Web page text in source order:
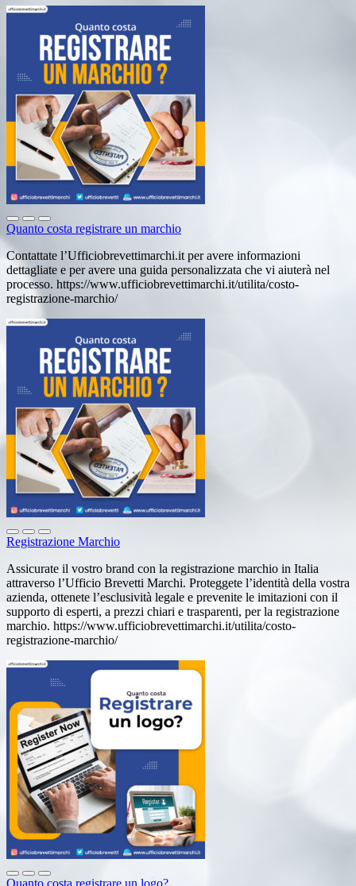
Quanto costa registrare un marchio
Contattate l’Ufficiobrevettimarchi.it per avere informazioni
dettagliate e per avere una guida personalizzata che vi aiuterà nel
processo. https://www.ufficiobrevettimarchi.it/utilita/costo-
registrazione-marchio/
Registrazione Marchio
Assicurate il vostro brand con la registrazione marchio in Italia
attraverso l’Ufficio Brevetti Marchi. Proteggete l’identità della vostra
azienda, ottenete l’esclusività legale e prevenite le imitazioni con il
supporto di esperti, a prezzi chiari e trasparenti, per la registrazione
marchio. https://www.ufficiobrevettimarchi.it/utilita/costo-
registrazione-marchio/
Quanto costa registrare un logo?